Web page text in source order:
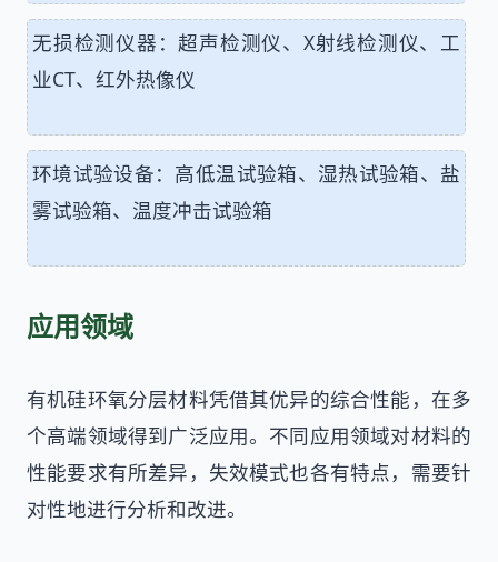
无损检测仪器：超声检测仪、X射线检测仪、工
业CT、红外热像仪
环境试验设备：高低温试验箱、湿热试验箱、盐
雾试验箱、温度冲击试验箱
应用领域
有机硅环氧分层材料凭借其优异的综合性能，在多
个高端领域得到广泛应用。不同应用领域对材料的
性能要求有所差异，失效模式也各有特点，需要针
对性地进行分析和改进。